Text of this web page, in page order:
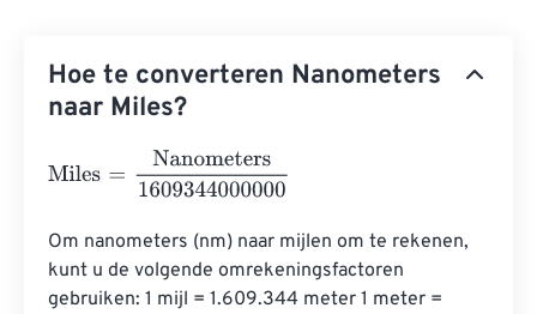
Hoe te converteren Nanometers
naar Miles?
Miles Nanometers1609344000000
Om nanometers (nm) naar mijlen om te rekenen,
kunt u de volgende omrekeningsfactoren
gebruiken: 1 mijl = 1.609.344 meter 1 meter =